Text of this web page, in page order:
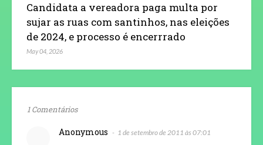
Candidata a vereadora paga multa por
sujar as ruas com santinhos, nas eleições
de 2024, e processo é encerrrado
May 04, 2026
1 Comentários
Anonymous 1 de setembro de 2011 às 07:01